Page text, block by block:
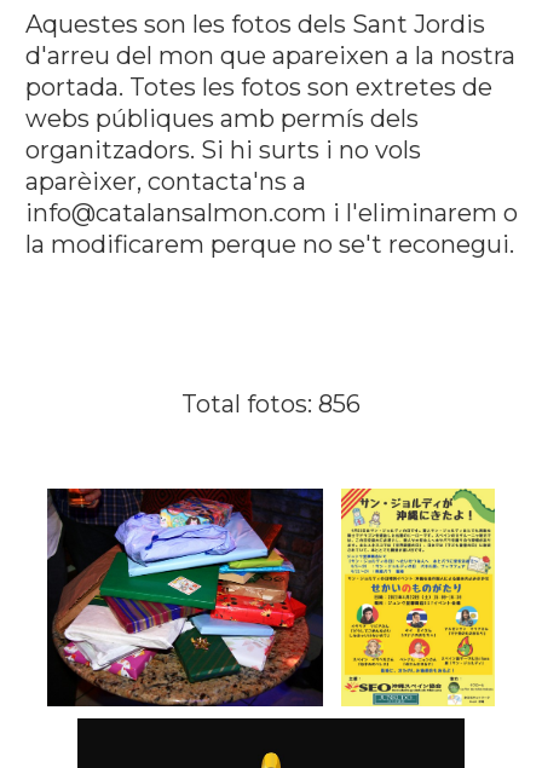
Aquestes son les fotos dels Sant Jordis
d'arreu del mon que apareixen a la nostra
portada. Totes les fotos son extretes de
webs públiques amb permís dels
organitzadors. Si hi surts i no vols
aparèixer, contacta'ns a
info@catalansalmon.com i l'eliminarem o
la modificarem perque no se't reconegui.
Total fotos: 856